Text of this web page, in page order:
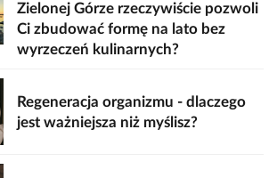
Zielonej Górze rzeczywiście pozwoli
Ci zbudować formę na lato bez
wyrzeczeń kulinarnych?
Regeneracja organizmu - dlaczego
jest ważniejsza niż myślisz?